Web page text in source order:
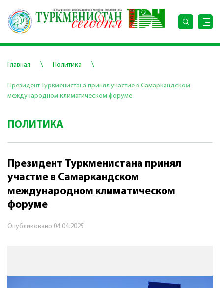
Главная \ Политика \
Президент Туркменистана принял участие в Самаркандском
международном климатическом форуме
ПОЛИТИКА
Президент Туркменистана принял
участие в Самаркандском
международном климатическом
форуме
Опубликовано 04.04.2025